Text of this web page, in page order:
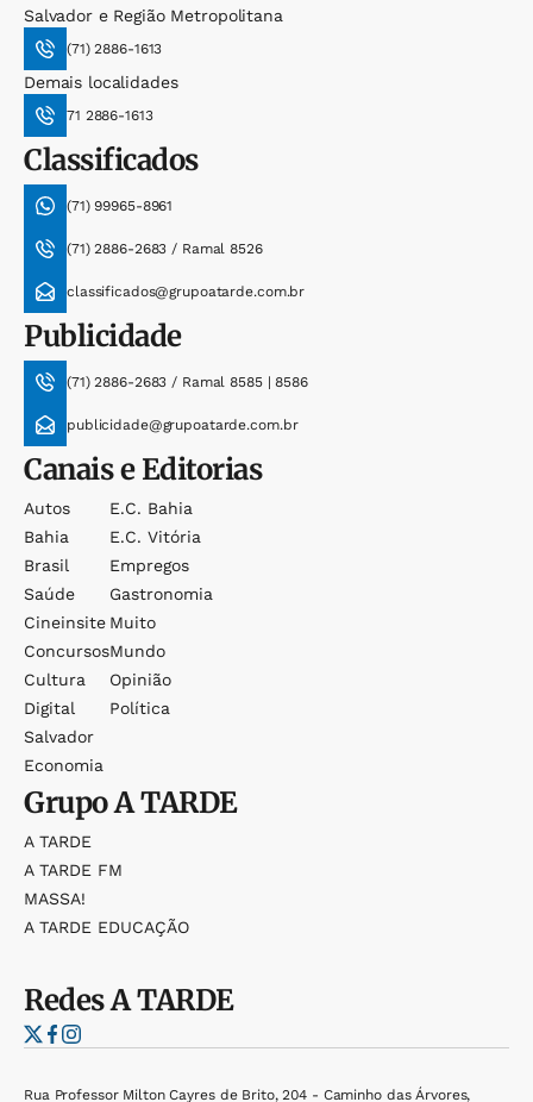
Salvador e Região Metropolitana
(71) 2886-1613
Demais localidades
71 2886-1613
Classificados
(71) 99965-8961
(71) 2886-2683 / Ramal 8526
classificados@grupoatarde.com.br
Publicidade
(71) 2886-2683 / Ramal 8585 | 8586
publicidade@grupoatarde.com.br
Canais e Editorias
Autos
Bahia
Brasil
Saúde
Cineinsite
Concursos
Cultura
Digital
Salvador
Economia
E.c. Bahia
E.c. Vitória
Empregos
Gastronomia
Muito
Mundo
Opinião
Política
GrupoA TARDE
A TARDE
A TARDE FM
MASSA!
A TARDE EDUCAÇÃO
RedesA TARDE
Rua Professor Milton Cayres de Brito, 204 - Caminho das Árvores,